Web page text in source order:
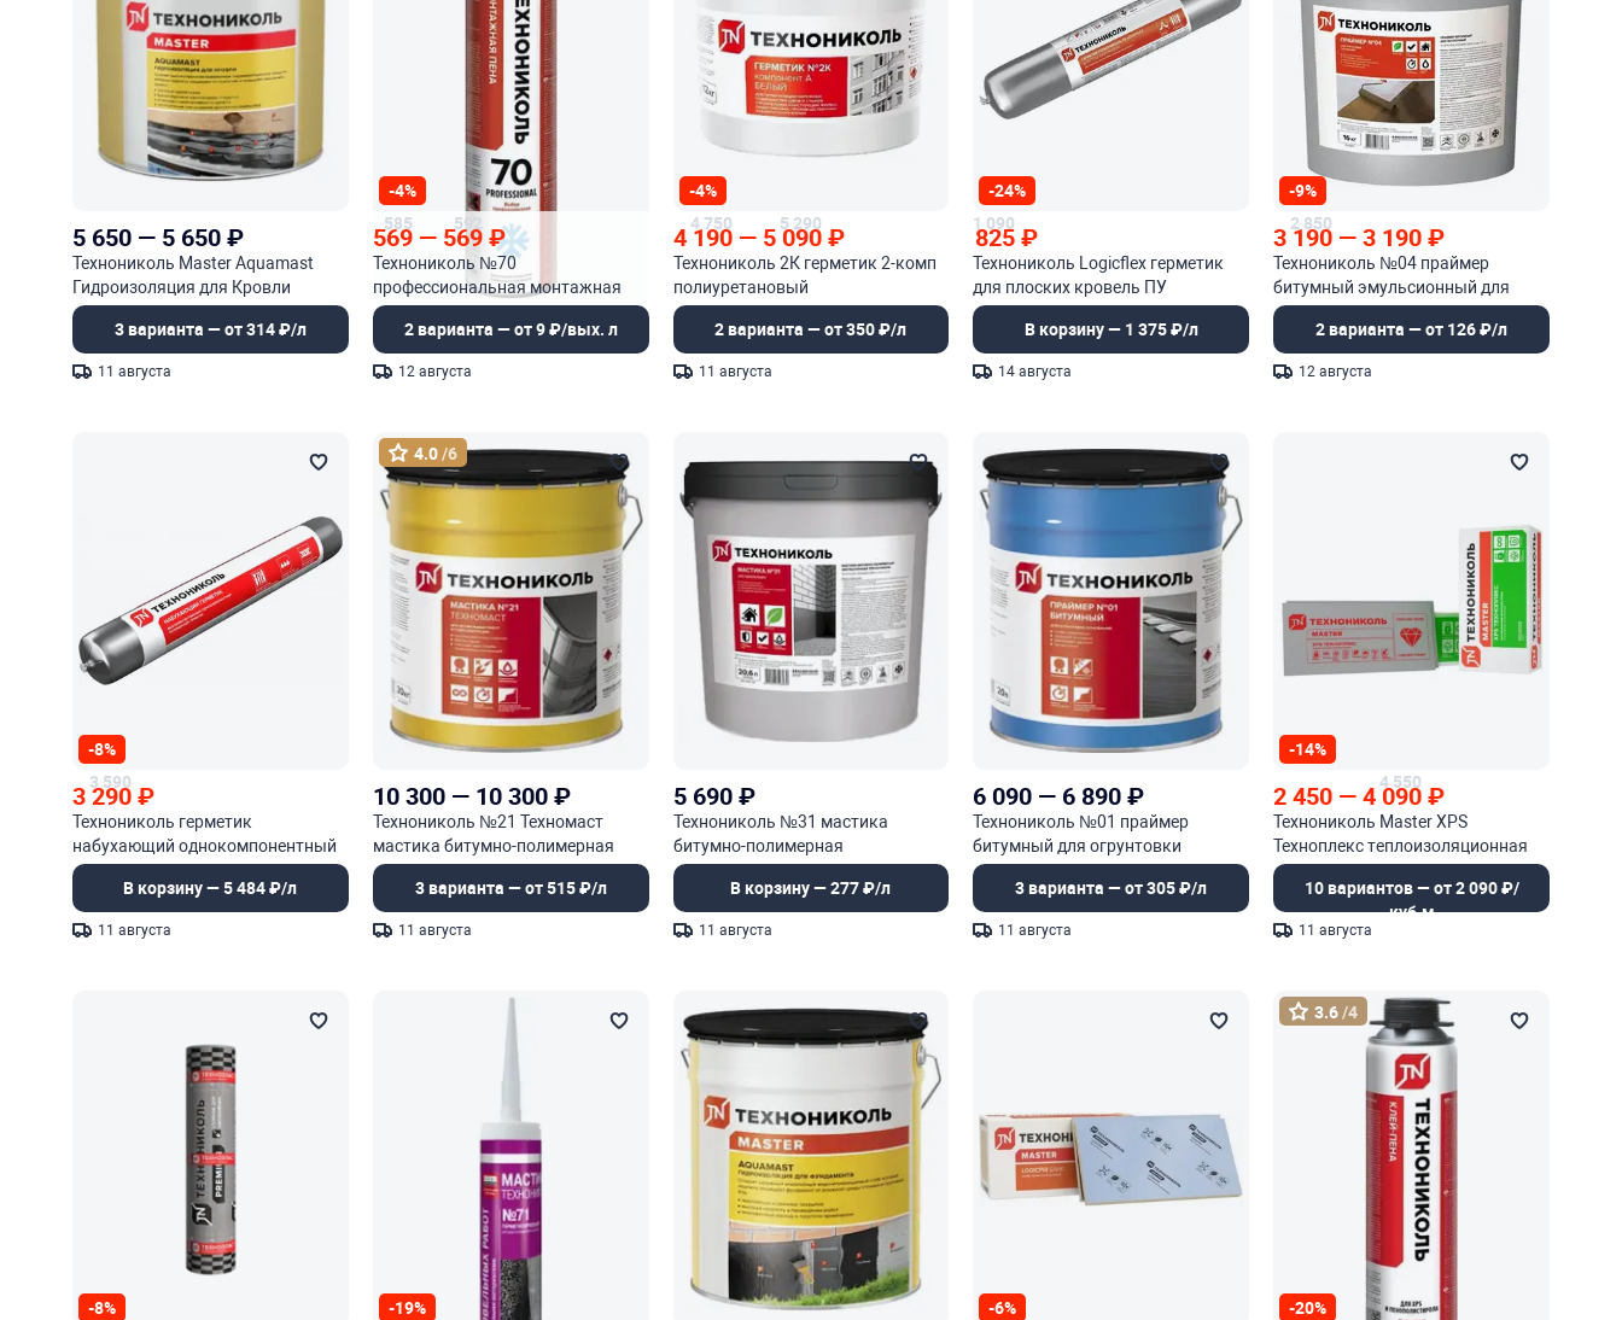
5 650 — 5 650₽
Технониколь Master Aquamast
Гидроизоляция для Кровли
мастика битумно-резиновая
холодная3 варианта — от 314 ₽/л
11 августа
-4%
585
569 — 592
569₽
Технониколь №70
профессиональная монтажная
пена
2 варианта — от 9 ₽/вых. л
12 августа
-4%
4 750
4 190 — 5 290
5 090 ₽
Технониколь 2К герметик 2-комп
полиуретановый
2 варианта — от 350 ₽/л
11 августа
-24%
1 090
825₽
Технониколь Logicflex герметик
для плоских кровель ПУ
В корзину — 1 375 ₽/л
14 августа
-9%
2 850
3 190 —3 190₽
Технониколь №04 праймер
битумный эмульсионный для
огрунтовки оснований
2 варианта — от 126 ₽/л
12 августа
-8%
3 590
3 290₽
Технониколь герметик
набухающий однокомпонентный
полимерный
В корзину — 5 484 ₽/л
11 августа
4.0/6
10 300 — 10 300₽
Технониколь №21 Техномаст
мастика битумно-полимерная
3 варианта — от 515 ₽/л
11 августа
5 690 ₽
Технониколь №31 мастика
битумно-полимерная
эмульсионная
В корзину — 277 ₽/л
11 августа
6 090 — 6 890₽
Технониколь №01 праймер
битумный для огрунтовки
оснований
3 варианта — от 305 ₽/л
11 августа
-14%
2 450 — 4 550
4 090₽
Технониколь Master XPS
Техноплекс теплоизоляционная
плита из экструзионного
пенополистирола
10 вариантов — от 2 090 ₽/
куб.м
11 августа
-8%
-19%
-6%
3.6/4
-20%